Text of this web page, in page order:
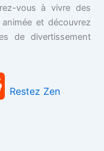
vous à vivre des
et découvrez
de divertissement
RRestez Zen